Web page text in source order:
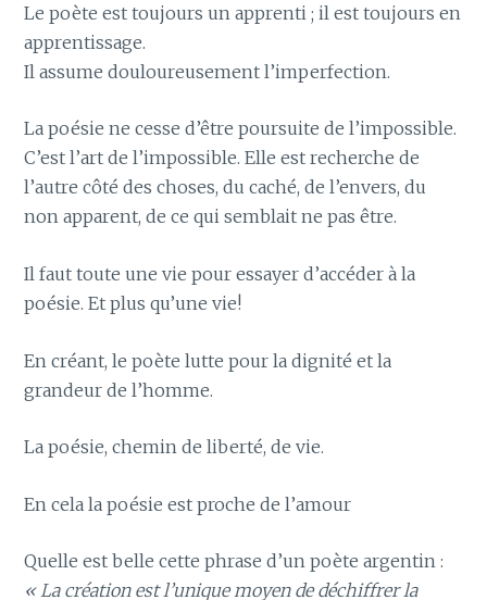
Le poète est toujours un apprenti ; il est toujours en
apprentissage.
Il assume douloureusement l’imperfection.
La poésie ne cesse d’être poursuite de l’impossible.
C’est l’art de l’impossible. Elle est recherche de
l’autre côté des choses, du caché, de l’envers, du
non apparent, de ce qui semblait ne pas être.
Il faut toute une vie pour essayer d’accéder à la
poésie. Et plus qu’une vie!
En créant, le poète lutte pour la dignité et la
grandeur de l’homme.
La poésie, chemin de liberté, de vie.
En cela la poésie est proche de l’amour
Quelle est belle cette phrase d’un poète argentin :
« La création est l’unique moyen de déchiffrer la